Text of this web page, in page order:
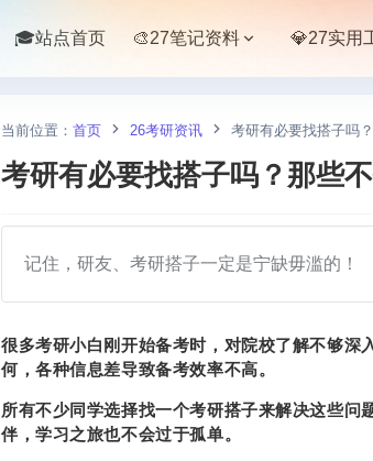
🎓站点首页 🎨27笔记资料 💎27实用
当前位置： 首页 26考研资讯 考研有必要找搭子吗
考研有必要找搭子吗？那些
记住，研友、考研搭子一定是宁缺毋滥的！
很多考研小白刚开始备考时，对院校了解不够
何，各种信息差导致备考效率不高。
所有不少同学选择找一个考研搭子来解决这些
伴，学习之旅也不会过于孤单。